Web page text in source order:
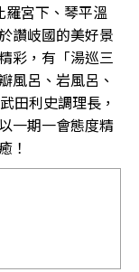
羅宮下、琴平溫
讚岐國的美好景
彩，有「湯巡三
風呂、岩風呂、
田利史調理長，
一期一會態度精
！